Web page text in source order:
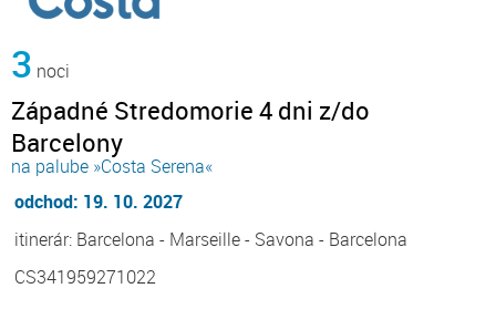
3 noci
Západné Stredomorie 4 dni z/do
Barcelony
na palube »Costa Serena«
odchod: 19. 10. 2027
itinerár: Barcelona - Marseille - Savona - Barcelona
CS341959271022